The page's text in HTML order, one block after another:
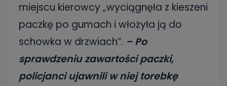
miejscu kierowcy „wyciągnęła z kieszeni
paczkę po gumach i włożyła ją do
schowka w drzwiach”. – Po
sprawdzeniu zawartości paczki,
policjanci ujawnili w niej torebkę